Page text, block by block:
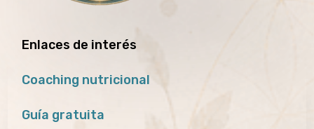
Enlaces de interés
Coaching nutricional
Guía gratuita